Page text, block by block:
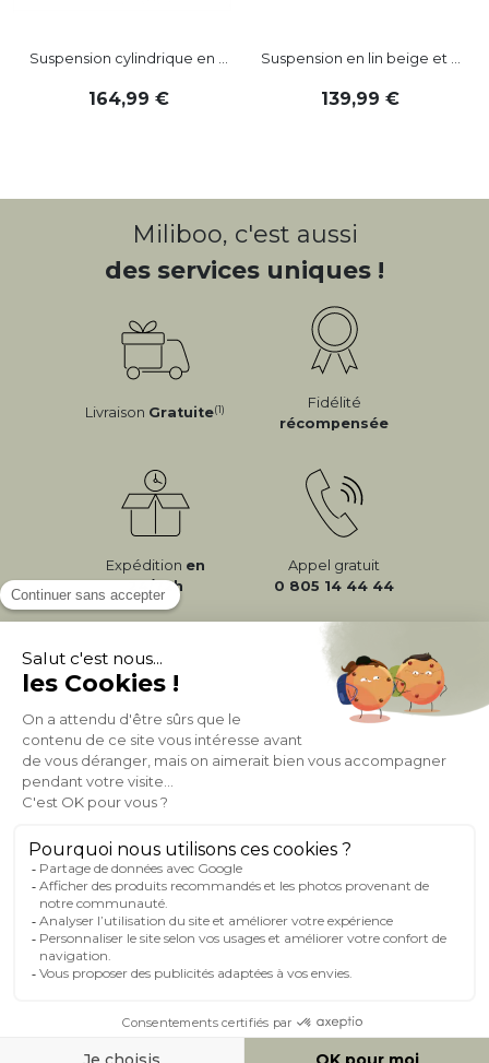
Suspension cylindrique en ...
164,99
Suspension en lin beige et ...
139,99
Miliboo, c'est aussi
des services uniques !
Livraison Gratuite(1)
Fidélité
récompensée
Expédition en
24/72h
Appel gratuit
0 805 14 44 44
À PROPOS DE MILIBOO
AIDE & CONTACT